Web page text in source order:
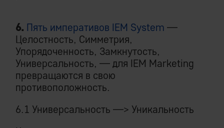
6. Пять императивов IEM System —
Целостность, Симметрия,
Упорядоченность, Замкнутость,
Универсальность, — для IEM Marketing
превращаются в свою
противоположность.
6.1 Универсальность —> Уникальность